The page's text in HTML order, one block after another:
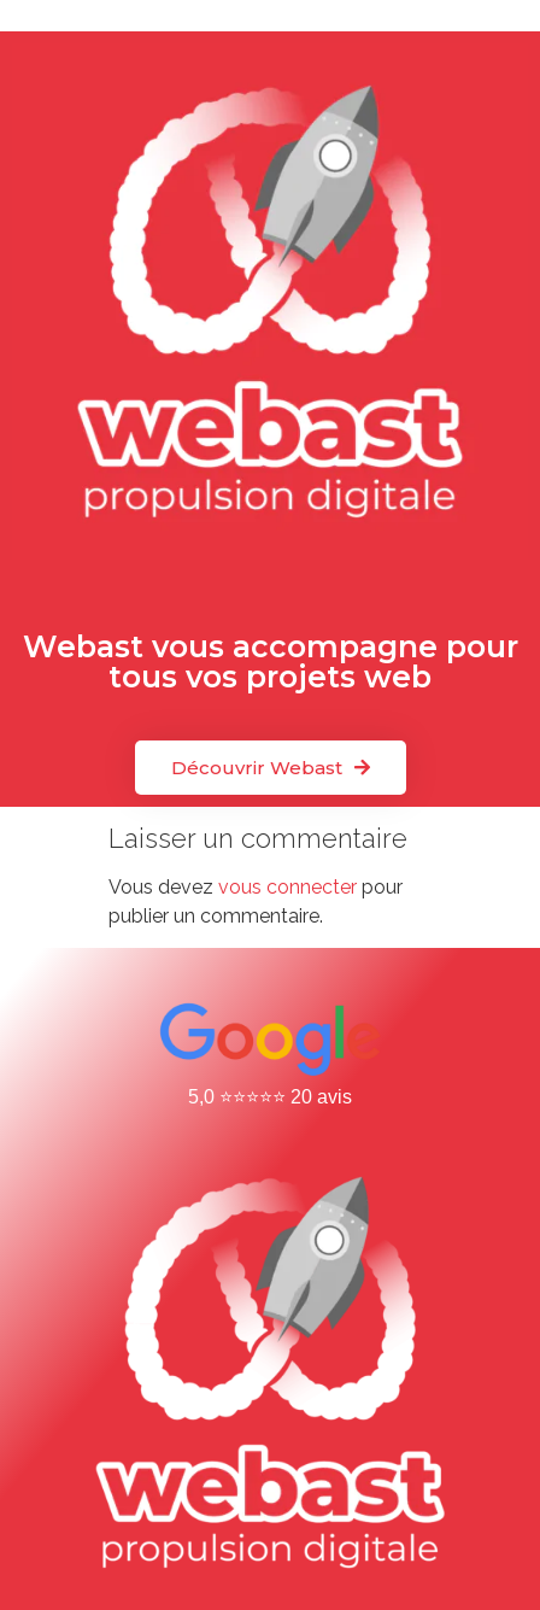
Webast vous accompagne pour
tous vos projets web
Découvrir Webast
Laisser un commentaire
Vous devez vous connecterpour
publier un commentaire.
5,0 ⭐⭐⭐⭐⭐ 20 avis